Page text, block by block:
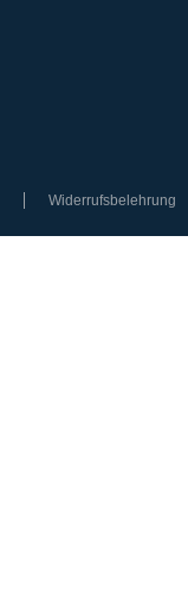
Widerrufsbelehrung